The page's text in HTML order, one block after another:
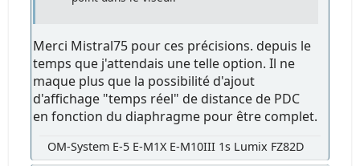
Merci Mistral75 pour ces précisions. depuis le
temps que j'attendais une telle option. Il ne
maque plus que la possibilité d'ajout
d'affichage "temps réel" de distance de PDC
en fonction du diaphragme pour être complet.
OM-System E-5 E-M1X E-M10III 1s Lumix FZ82D